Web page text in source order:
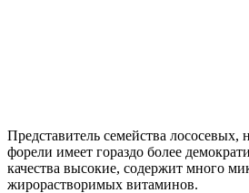
Представитель семейства лососевых,
форели имеет гораздо более
качества высокие, содержит много
жирорастворимых витаминов.